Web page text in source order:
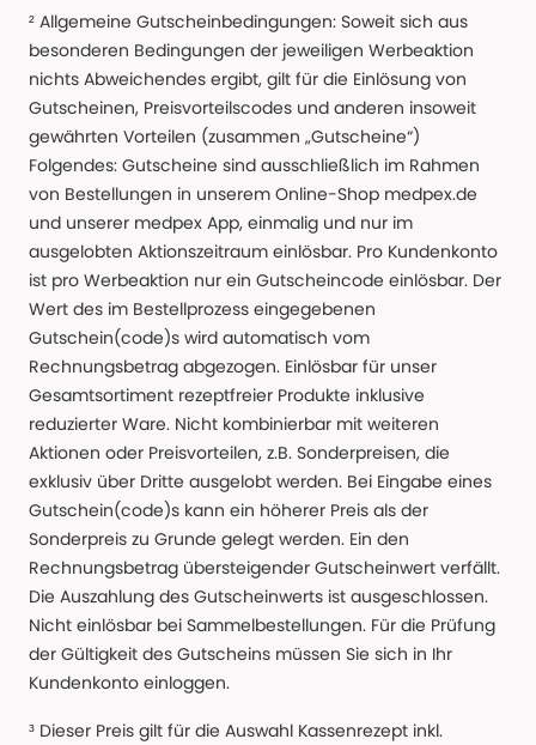
² Allgemeine Gutscheinbedingungen: Soweit sich aus
besonderen Bedingungen der jeweiligen Werbeaktion
nichts Abweichendes ergibt, gilt für die Einlösung von
Gutscheinen, Preisvorteilscodes und anderen insoweit
gewährten Vorteilen (zusammen „Gutscheine“)
Folgendes: Gutscheine sind ausschließlich im Rahmen
von Bestellungen in unserem Online-Shop medpex.de
und unserer medpex App, einmalig und nur im
ausgelobten Aktionszeitraum einlösbar. Pro Kundenkonto
ist pro Werbeaktion nur ein Gutscheincode einlösbar. Der
Wert des im Bestellprozess eingegebenen
Gutschein(code)s wird automatisch vom
Rechnungsbetrag abgezogen. Einlösbar für unser
Gesamtsortiment rezeptfreier Produkte inklusive
reduzierter Ware. Nicht kombinierbar mit weiteren
Aktionen oder Preisvorteilen, z.B. Sonderpreisen, die
exklusiv über Dritte ausgelobt werden. Bei Eingabe eines
Gutschein(code)s kann ein höherer Preis als der
Sonderpreis zu Grunde gelegt werden. Ein den
Rechnungsbetrag übersteigender Gutscheinwert verfällt.
Die Auszahlung des Gutscheinwerts ist ausgeschlossen.
Nicht einlösbar bei Sammelbestellungen. Für die Prüfung
der Gültigkeit des Gutscheins müssen Sie sich in Ihr
Kundenkonto einloggen.
³ Dieser Preis gilt für die Auswahl Kassenrezept inkl.